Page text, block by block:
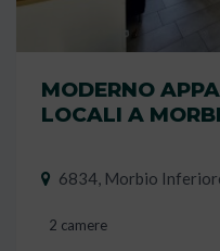
MODERNO
LOCALI A
6834, Morbio
2 camere